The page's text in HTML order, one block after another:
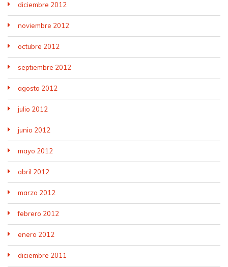
diciembre 2012
noviembre 2012
octubre 2012
septiembre 2012
agosto 2012
julio 2012
junio 2012
mayo 2012
abril 2012
marzo 2012
febrero 2012
enero 2012
diciembre 2011